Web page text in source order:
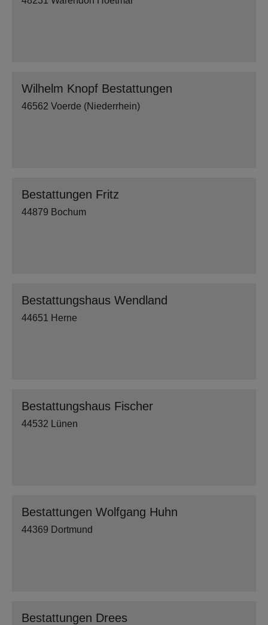
Wilhelm Knopf Bestattungen
46562 Voerde (Niederrhein)
Bestattungen Fritz
44879 Bochum
Bestattungshaus Wendland
44651 Herne
Bestattungshaus Fischer
44532 Lünen
Bestattungen Wolfgang Huhn
44369 Dortmund
Bestattungen Drees